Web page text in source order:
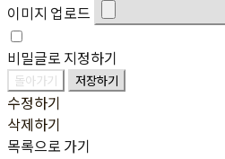
이미지 업로드
비밀글로 지정하기
돌아가기 저장하기
수정하기
삭제하기
목록으로 가기